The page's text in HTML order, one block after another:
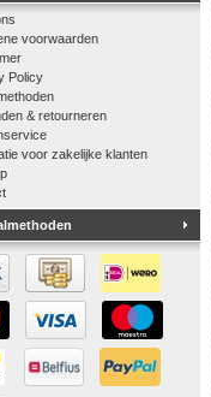
voorwaarden
Policy
& retourneren
voor zakelijke klanten